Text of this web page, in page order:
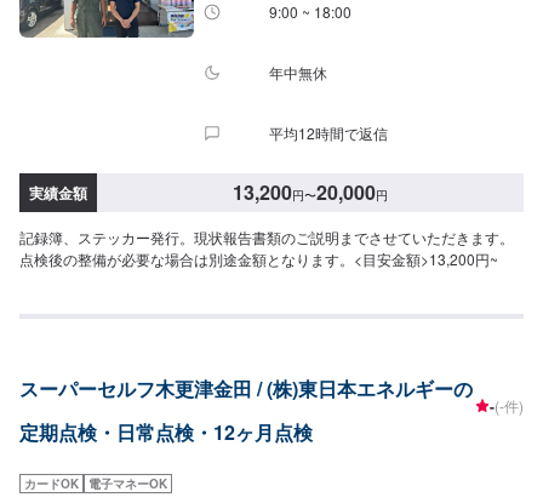
9:00 ~ 18:00
年中無休
平均12時間で返信
実績金額 13,200円〜20,000円
記録簿、ステッカー発行。現状報告書類のご説明までさせていただきます。
点検後の整備が必要な場合は別途金額となります。<目安金額>13,200円~
スーパーセルフ木更津金田 / (株)東日本エネルギーの
定期点検・日常点検・12ヶ月点検
-(-件)
カードOK 電子マネーOK